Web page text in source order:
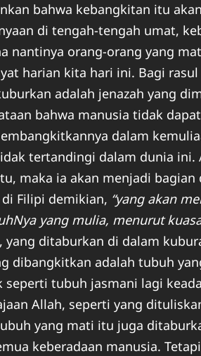
bahwa kebangkitan itu
di tengah-tengah umat,
nantinya orang-orang yang
harian kita hari ini. Bagi
adalah jenazah yang
bahwa manusia tidak
dalam
tertandingi dalam dunia ini.
maka ia akan menjadi
Filipi demikian, “yang akan
yang mulia, menurut
yang ditaburkan di dalam
dibangkitkan adalah tubuh
tubuh jasmani lagi
Allah, seperti yang
yang mati itu juga
keberadaan manusia.